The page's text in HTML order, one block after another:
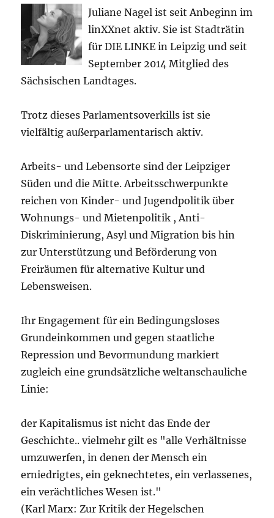
Juliane Nagel ist seit Anbeginn im
linXXnet aktiv. Sie ist Stadträtin
für DIE LINKE in Leipzig und seit
September 2014 Mitglied des
Sächsischen Landtages.
Trotz dieses Parlamentsoverkills ist sie
vielfältig außerparlamentarisch aktiv.
Arbeits- und Lebensorte sind der Leipziger
Süden und die Mitte. Arbeitsschwerpunkte
reichen von Kinder- und Jugendpolitik über
Wohnungs- und Mietenpolitik , Anti-
Diskriminierung, Asyl und Migration bis hin
zur Unterstützung und Beförderung von
Freiräumen für alternative Kultur und
Lebensweisen.
Ihr Engagement für ein Bedingungsloses
Grundeinkommen und gegen staatliche
Repression und Bevormundung markiert
zugleich eine grundsätzliche weltanschauliche
Linie:
der Kapitalismus ist nicht das Ende der
Geschichte.. vielmehr gilt es "alle Verhältnisse
umzuwerfen, in denen der Mensch ein
erniedrigtes, ein geknechtetes, ein verlassenes,
ein verächtliches Wesen ist."
(Karl Marx: Zur Kritik der Hegelschen